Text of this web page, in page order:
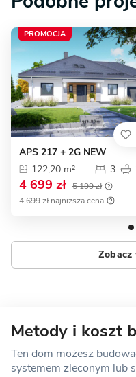
PROMOCJA
APS 217 + 2G NEW
122,20 m²
3
4 699 zł 5 199 zł
4 699 zł najniższa cena
Zobacz
Metody i koszt
Ten dom możesz
systemem zleconym lub